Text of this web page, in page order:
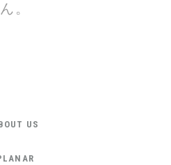
ん。
US